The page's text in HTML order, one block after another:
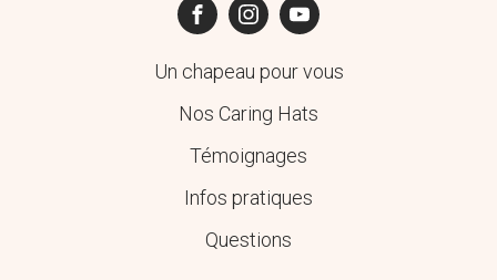
Un chapeau pour vous
Nos Caring Hats
Témoignages
Infos pratiques
Questions